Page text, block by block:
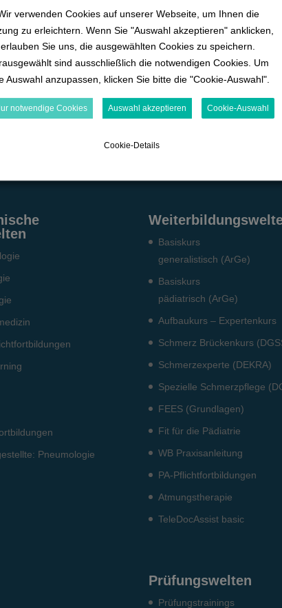
planen wir 15 Minuten für offene Diskussionen ein!
Sie sich hier einen Platz in der
Pneumo­logie
Basiskurs
generalistisch (ArGe)
Basiskurs
pädiatrisch (ArGe)
Aufbaukurs – Expertenkurs
Schmerz Brückenkurs
Schmerzexperte (DEKRA)
Spezielle Schmerzpflege
FEES (Grundlagen)
Fit für die Pädiatrie
WB Praxisanleitung
PA-Pflichtfortbildungen
Atmungstherapie
TeleDocAssist basic
Prüfungswelten
Prü­fungs­trai­nings
verwenden Cookies auf unserer Webseite, um Ihnen die
zu erleichtern. Wenn Sie "Auswahl akzeptieren" anklicken,
erlauben Sie uns, die ausgewählten Cookies zu speichern.
sind ausschließlich die notwendigen Cookies. Um
Auswahl anzupassen, klicken Sie bitte die "Cookie-Auswahl".
notwendige Cookies Auswahl akzeptieren Cookie-Auswahl
Cookie-Details